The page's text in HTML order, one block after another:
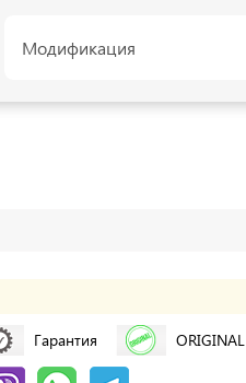
Модификация
Гарантия ORIGINAL